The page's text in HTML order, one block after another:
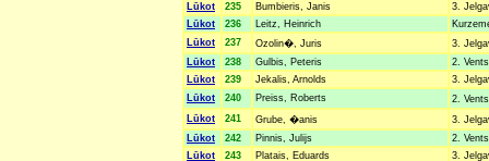
Lūkot
235 Bumbieris, Janis
3.
Lūkot
236 Leitz, Heinrich
Lūkot
237 Ozolin�, Juris
3.
Lūkot
238 Gulbis, Peteris
2.
Lūkot
239 Jekalis, Arnolds
3.
Lūkot
240 Preiss, Roberts
2.
Lūkot
241 Grube, �anis
3.
Lūkot
242 Pinnis, Julijs
2.
Lūkot
243 Platais, Eduards
3.